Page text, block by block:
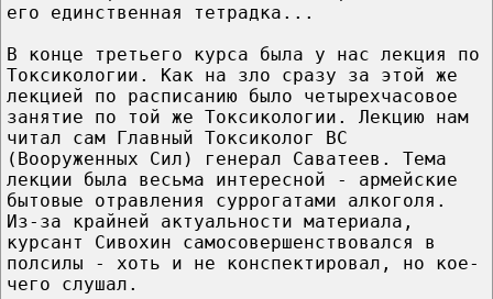
его единственная тетрадка...
В конце третьего курса была у нас лекция по
Токсикологии. Как на зло сразу за этой же
лекцией по расписанию было четырехчасовое
занятие по той же Токсикологии. Лекцию нам
читал сам Главный Токсиколог ВС
(Вооруженных Сил) генерал Саватеев. Тема
лекции была весьма интересной - армейские
бытовые отравления суррогатами алкоголя.
Из-за крайней актуальности материала,
курсант Сивохин самосовершенствовался в
полсилы - хоть и не конспектировал, но кое-
чего слушал.